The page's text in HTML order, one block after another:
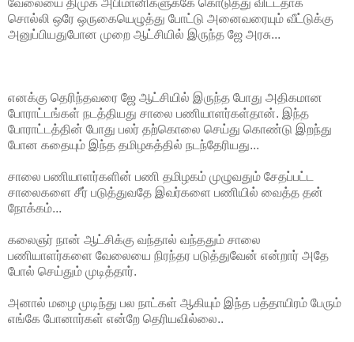
சொல்லி ஒரே ஒருகையெழுத்து போட்டு அனைவரையும் வீட்டுக்கு
அனுப்பியதுபோன முறை ஆட்சியில் இருந்த ஜே அரசு...
எனக்கு தெரிந்தவரை ஜே ஆட்சியில் இருந்த போது அதிகமான
போராட்டங்கள் நடத்தியது சாலை பணியாளர்கள்தான். இந்த
போராட்டத்தின் போது பலர் தற்கொலை செய்து கொண்டு இறந்து
போன கதையும் இந்த தமிழகத்தில் நடந்தேரியது...
சாலை பணியாளர்களின் பணி தமிழகம் முழுவதும் சேதப்பட்ட
சாலைகளை சீர் படுத்துவதே இவர்களை பணியில் வைத்த தன்
நோக்கம்...
கலைஞர் நான் ஆட்சிக்கு வந்தால் வந்ததும் சாலை
பணியாளர்களை வேலையை நிரந்தர படுத்துவேன் என்றார் அதே
போல் செய்தும் முடித்தார்.
அனால் மழை முடிந்து பல நாட்கள் ஆகியும் இந்த பத்தாயிரம் பேரும்
எங்கே போனார்கள் என்றே தெரியவில்லை..